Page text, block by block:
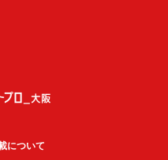
について